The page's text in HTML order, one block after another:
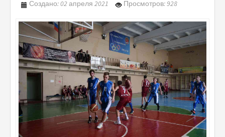
Создано: 02 апреля 2021
Просмотров: 928